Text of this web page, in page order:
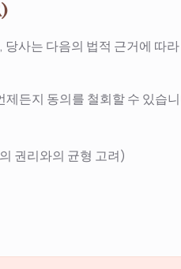
사는 다음의 법적 근거에 따
든지 동의를 철회할 수 있습
권리와의 균형 고려)